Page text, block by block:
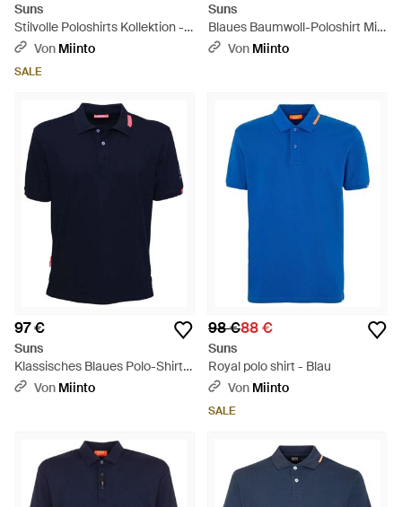
Suns
Stilvolle Poloshirts Kollektion -
BlauVon Miinto
SALE
Suns
Blaues Baumwoll-Poloshirt Mit
Logo - Blau
Von Miinto
97 €
Suns
Klassisches Blaues Polo-Shirt -
BlauVon Miinto
98 €88 €
Suns
Royal polo shirt - Blau
Von Miinto
SALE